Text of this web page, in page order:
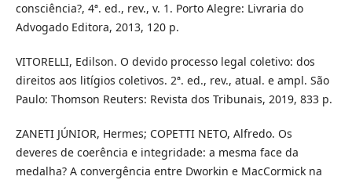
consciência?, 4ª. ed., rev., v. 1. Porto Alegre: Livraria do
Advogado Editora, 2013, 120 p.
VITORELLI, Edilson. O devido processo legal coletivo: dos
direitos aos litígios coletivos. 2ª. ed., rev., atual. e ampl. São
Paulo: Thomson Reuters: Revista dos Tribunais, 2019, 833 p.
ZANETI JÚNIOR, Hermes; COPETTI NETO, Alfredo. Os
deveres de coerência e integridade: a mesma face da
medalha? A convergência entre Dworkin e MacCormick na